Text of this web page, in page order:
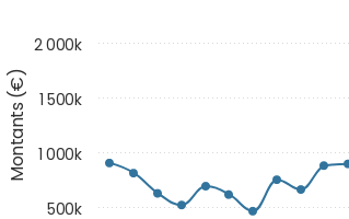
Montants (€)
500k
1 000k
1 500k
2 000k